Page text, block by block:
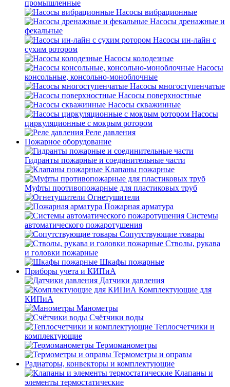
промышленные
Насосы вибрационные
Насосы дренажные и
фекальные
Насосы ин-лайн с
сухим ротором
Насосы колодезные
Насосы
консольные, консольно-моноблочные
Насосы многоступенчатые
Насосы поверхностные
Насосы скважинные
Насосы
циркуляционные с мокрым ротором
Реле давления
Пожарное оборудование
Гидранты пожарные и соединительные части
Клапаны пожарные
Муфты противопожарные для пластиковых труб
Огнетушители
Пожарная арматура
Системы
автоматического пожаротушения
Сопутствующие товары
Стволы, рукава
и головки пожарные
Шкафы пожарные
Приборы учета и КИПиА
Датчики давления
Комплектующие для
КИПиА
Манометры
Счётчики воды
Теплосчетчики и
комплектующие
Термоманометры
Термометры и оправы
Радиаторы, конвекторы и комплектующие
Клапаны и
элементы термостатические